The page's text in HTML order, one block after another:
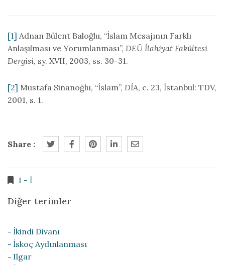
[1] Adnan Bülent Baloğlu, “İslam Mesajının Farklı
Anlaşılması ve Yorumlanması”, DEÜ İlahiyat Fakültesi
Dergisi, sy. XVII, 2003, ss. 30-31.
[2] Mustafa Sinanoğlu, “İslam”, DİA, c. 23, İstanbul: TDV,
2001, s. 1.
Share :
I - İ
Diğer terimler
İkindi Divanı
İskoç Aydınlanması
Ilgar